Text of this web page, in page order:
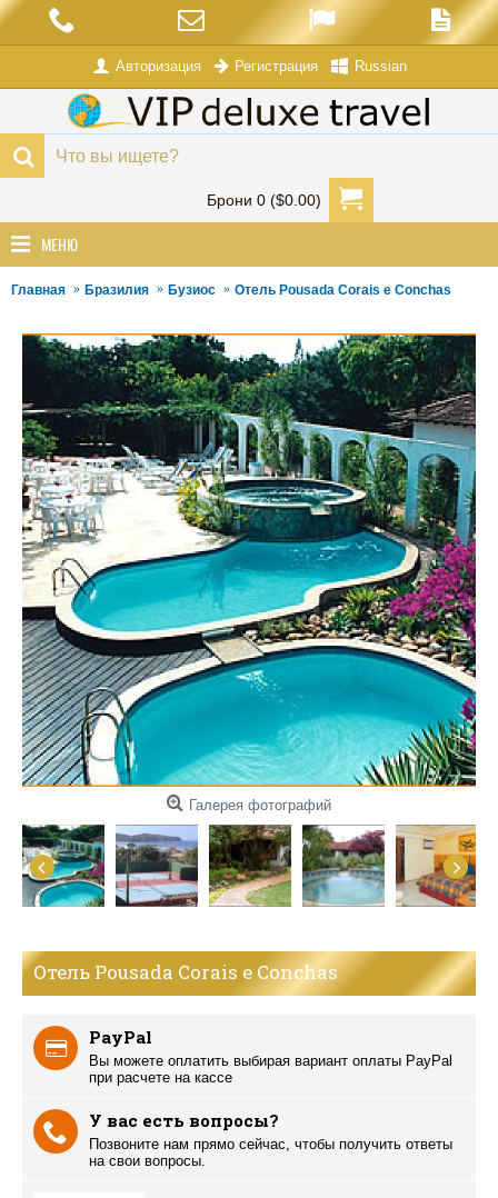
Авторизация Регистрация Russian
Брони 0 ($0.00)
МЕНЮ
Главная Бразилия Бузиос Отель Pousada Corais e Conchas
Галерея фотографий
Отель Pousada Corais e Conchas
PayPal
Вы можете оплатить выбирая вариант оплаты PayPal
при расчете на кассе
У вас есть вопросы?
Позвоните нам прямо сейчас, чтобы получить ответы
на свои вопросы.